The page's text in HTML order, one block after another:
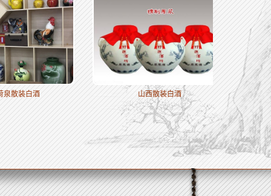
山西散装白酒 山西窖香